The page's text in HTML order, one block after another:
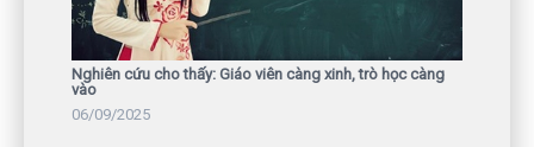
Nghiên cứu cho thấy: Giáo viên càng xinh, trò học càng
vào
06/09/2025